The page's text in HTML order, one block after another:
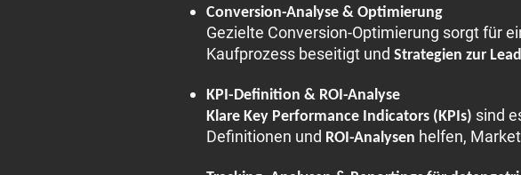
Conversion-Analyse & Optimierung
Gezielte Conversion-Optimierung sorgt für
Kaufprozess beseitigt und Strategien zur
KPI-Definition & ROI-Analyse
Klare Key Performance Indicators (KPIs) sind
Definitionen und ROI-Analysen helfen,